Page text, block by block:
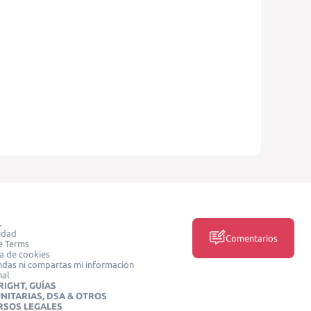
Terms
de cookies
ni compartas mi información
GUÍAS
DSA & OTROS
LEGALES
Comentarios